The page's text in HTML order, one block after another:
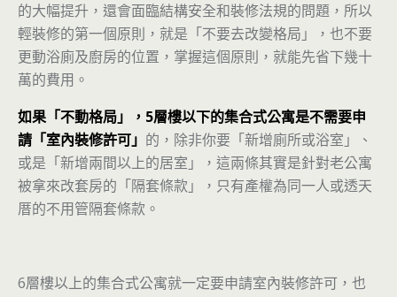
的大幅提升，還會面臨結構安全和裝修法規的問題，所以
輕裝修的第一個原則，就是「不要去改變格局」，也不要
更動浴廁及廚房的位置，掌握這個原則，就能先省下幾十
萬的費用。
如果「不動格局」，5層樓以下的集合式公寓是不需要申
請「室內裝修許可」 的，除非你要「新增廁所或浴室」、
或是「新增兩間以上的居室」，這兩條其實是針對老公寓
被拿來改套房的「隔套條款」，只有產權為同一人或透天
厝的不用管隔套條款。
6層樓以上的集合式公寓就一定要申請室內裝修許可，也